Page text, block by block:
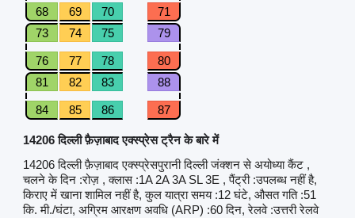
68 69 70
71
73
74 75 79
76 77 78
80
81
82 83 88
84 85 86 87
14206 दिल्ली फ़ैज़ाबाद एक्स्प्रेस ट्रैन के बारे में
14206 दिल्ली फ़ैज़ाबाद एक्स्प्रेसपुरानी दिल्ली जंक्शन से अयोध्या कैंट ,
चलने के दिन :रोज़ , क्लास :1A 2A 3A SL 3E , पैंट्री :उपलब्ध नहीं है,
किराए में खाना शामिल नहीं है, कुल यात्रा समय :12 घंटे, औसत गति :51
कि. मी./घंटा, अग्रिम आरक्षण अवधि (ARP) :60 दिन, रेलवे :उत्तरी रेलवे